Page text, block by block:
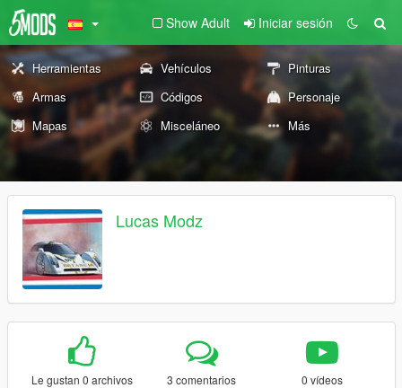
Show Adult Iniciar sesión
Herramientas Vehículos
Pinturas
Armas
Códigos
Personaje
Mapas
Misceláneo Más
Lucas Modz
Le gustan 0 archivos 3 comentarios 0 vídeos